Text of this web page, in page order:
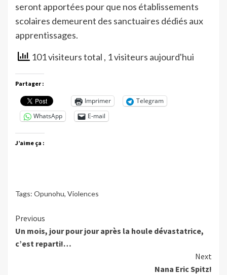
seront apportées pour que nos établissements
scolaires demeurent des sanctuaires dédiés aux
apprentissages.
101 visiteurs total , 1 visiteurs aujourd'hui
Partager :
Imprimer
Telegram
WhatsApp
E-mail
J’aime ça :
Tags: Opunohu, Violences
Continue
Reading
Previous
Un mois, jour pour jour après la houle dévastatrice,
c’est reparti!…
Next
Nana Eric Spitz!